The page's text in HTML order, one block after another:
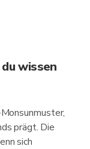
wissen
prägt. Die
sich